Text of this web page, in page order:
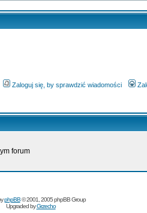
Zaloguj się, by sprawdzić wiadomości
forum
phpBB© 2001, 2005 phpBB Group
Upgraded byGrzecho